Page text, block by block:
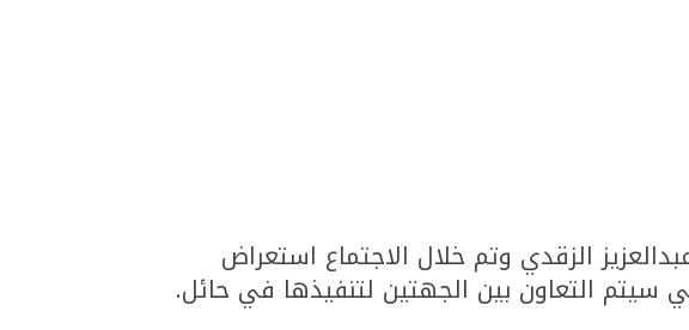
الزقدي وتم خلال الاجتماع استعراض
سيتم التعاون بين الجهتين لتنفيذها في حائل.